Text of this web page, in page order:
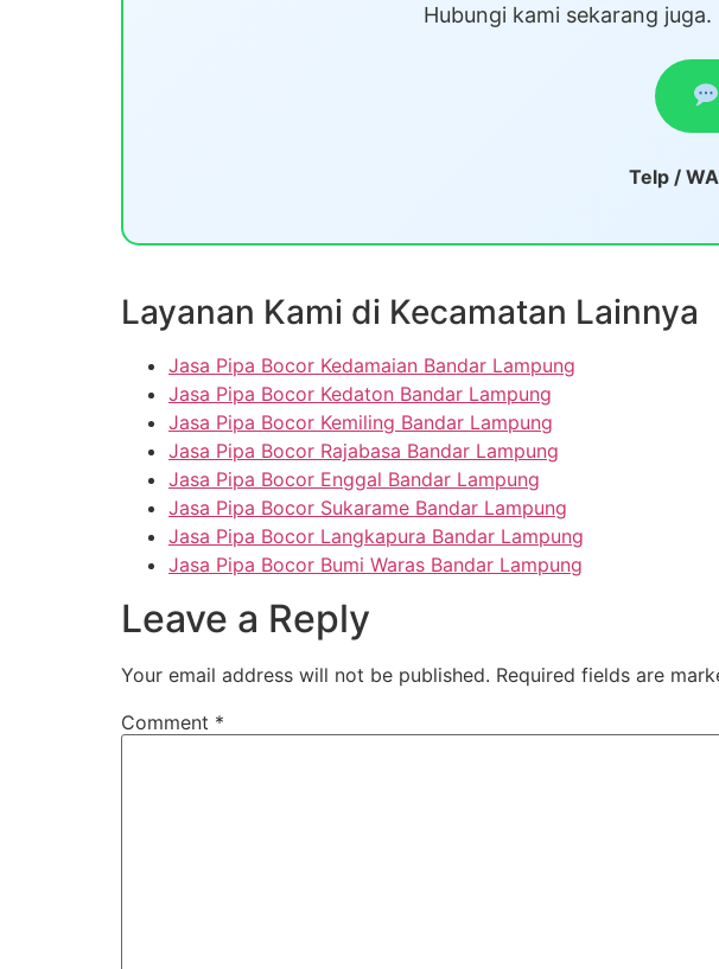
Hubungi kami sekarang
Telp /
Layanan Kami di Kecamatan Lainnya
Jasa Pipa Bocor Kedamaian Bandar Lampung
Jasa Pipa Bocor Kedaton Bandar Lampung
Jasa Pipa Bocor Kemiling Bandar Lampung
Jasa Pipa Bocor Rajabasa Bandar Lampung
Jasa Pipa Bocor Enggal Bandar Lampung
Jasa Pipa Bocor Sukarame Bandar Lampung
Jasa Pipa Bocor Langkapura Bandar Lampung
Jasa Pipa Bocor Bumi Waras Bandar Lampung
Leave a Reply
Your email address will not be published. Required fields are
Comment *